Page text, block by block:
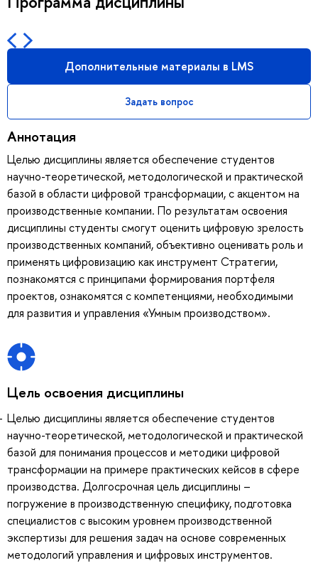
Дополнительные материалы в LMS
Задать вопрос
Аннотация
Целью дисциплины является обеспечение студентов
научно-теоретической, методологической и практической
базой в области цифровой трансформации, с акцентом на
производственные компании. По результатам освоения
дисциплины студенты смогут оценить цифровую зрелость
производственных компаний, объективно оценивать роль и
применять цифровизацию как инструмент Стратегии,
познакомятся с принципами формирования портфеля
проектов, ознакомятся с компетенциями, необходимыми
для развития и управления «Умным производством».
Цель освоения дисциплины
Целью дисциплины является обеспечение студентов
научно-теоретической, методологической и практической
базой для понимания процессов и методики цифровой
трансформации на примере практических кейсов в сфере
производства. Долгосрочная цель дисциплины –
погружение в производственную специфику, подготовка
специалистов с высоким уровнем производственной
экспертизы для решения задач на основе современных
методологий управления и цифровых инструментов.